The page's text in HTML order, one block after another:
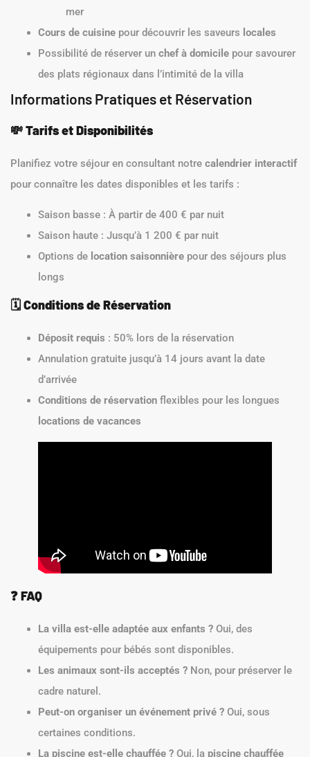
mer
Cours de cuisine pour découvrir les saveurs locales
Possibilité de réserver un chef à domicile pour savourer
des plats régionaux dans l’intimité de la villa
Informations Pratiques et Réservation
💸Tarifs et Disponibilités
Planifiez votre séjour en consultant notre calendrier interactif
pour connaître les dates disponibles et les tarifs :
Saison basse : À partir de 400 € par nuit
Saison haute : Jusqu’à 1 200 € par nuit
Options de location saisonnière pour des séjours plus
longs
🗓️Conditions de Réservation
Déposit requis : 50% lors de la réservation
Annulation gratuite jusqu’à 14 jours avant la date
d’arrivée
Conditions de réservation flexibles pour les longues
locations de vacances
❓FAQ
La villa est-elle adaptée aux enfants ? Oui, des
équipements pour bébés sont disponibles.
Les animaux sont-ils acceptés ? Non, pour préserver le
cadre naturel.
Peut-on organiser un événement privé ? Oui, sous
certaines conditions.
La piscine est-elle chauffée ? Oui, la piscine chauffée